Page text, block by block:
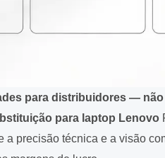
para distribuidores —
para laptop Lenovo
a precisão técnica e a visão